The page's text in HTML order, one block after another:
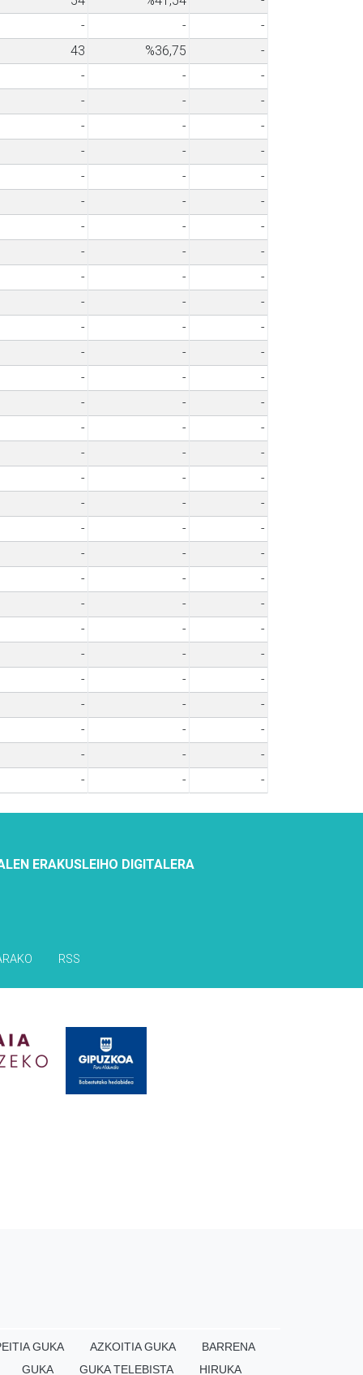
- -
-
43 %36,75
-
- -
-
- -
-
- -
-
- -
-
- -
-
- -
-
- -
-
- -
-
- -
-
- -
-
- -
-
- -
-
- -
-
- -
-
- -
-
- -
-
- -
-
- -
-
- -
-
- -
-
- -
-
- -
-
- -
-
- -
-
- -
-
- -
-
- -
-
- -
-
- - -
ERAKUSLEIHO DIGITALERA
RSS
GUKA AZKOITIA GUKA
BARRENA
GUKA GUKA TELEBISTA HIRUKA